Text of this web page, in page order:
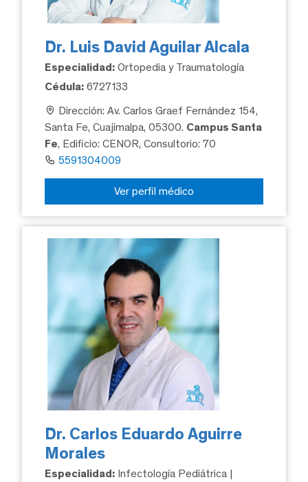
Dr. Luis David Aguilar Alcala
Especialidad: Ortopedia y Traumatología
Cédula: 6727133
Dirección: Av. Carlos Graef Fernández 154,
Santa Fe, Cuajimalpa, 05300. Campus Santa
Fe, Edificio: CENOR, Consultorio: 70
5591304009
Ver perfil médico
Dr. Carlos Eduardo Aguirre
Morales
Especialidad: Infectología Pediátrica |